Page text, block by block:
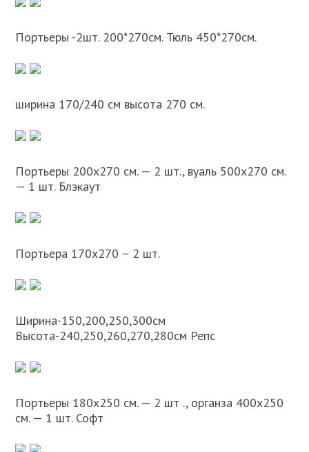
Портьеры -2шт. 200*270см. Тюль 450*270см.
ширина 170/240 см высота 270 см.
Портьеры 200х270 см. — 2 шт., вуаль 500х270 см.
— 1 шт. Блэкаут
Портьера 170х270 – 2 шт.
Ширина-150,200,250,300см
Высота-240,250,260,270,280см Репс
Портьеры 180х250 см. — 2 шт ., органза 400х250
см. — 1 шт. Софт